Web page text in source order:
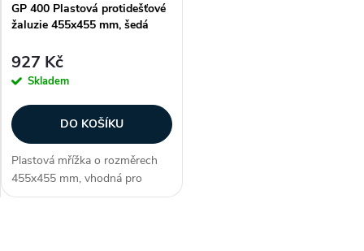
GP 400 Plastová protidešťové
žaluzie 455x455 mm, šedá
927 Kč
Skladem
DO KOŠÍKU
Plastová mřížka o rozměrech
455x455 mm, vhodná pro
potrubí o průměru 400 mm.